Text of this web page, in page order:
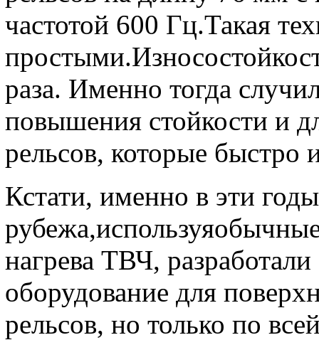
частотой 600 Гц.Такая
раза. Именно тогда
повышения стойкости и
рельсов, которые быстро
Кстати, именно в эти
нагрева ТВЧ,
оборудование для
рельсов, но только по